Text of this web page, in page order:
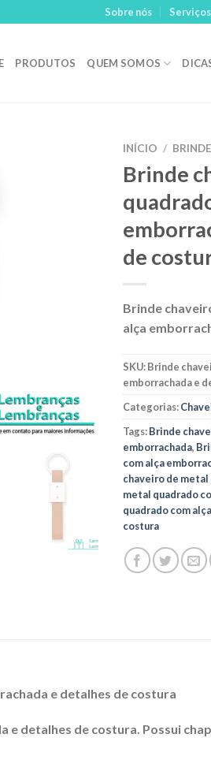
Sobre nós Serviços
PRODUTOS QUEM SOMOS
INÍCIO /
Brinde
de
Brinde
alça
SKU:Brinde
emborrachada e
Categorias:
Tags:Brinde
emborrachada,
com alça
chaveiro de metal
metal quadrado
quadrado com
costura
e detalhes de costura
e detalhes de costura. Possui